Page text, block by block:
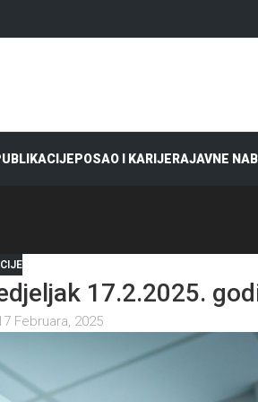
POSAO I KARIJERAJAVNE
17.2.2025.
Februara, 2025